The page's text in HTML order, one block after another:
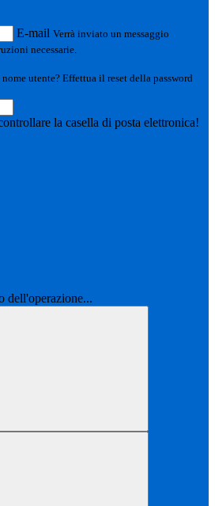
E-mail Verrà inviato un messaggio
necessarie.
utente? Effettua il reset della password
la casella di posta elettronica!
dell'operazione...